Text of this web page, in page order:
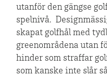
utanför den gängse
spelnivå.
skapat golfhål med
greenområdena utan
hinder som straffar
som kanske inte slår